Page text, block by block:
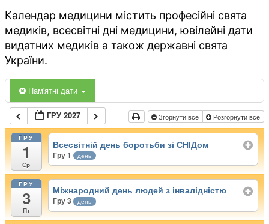
Календар медицини містить професійні свята
медиків, всесвітні дні медицини, ювілейні дати
видатних медиків а також державні свята
України.
Пам'ятні дати
ГРУ 2027 Згорнути все Розгорнути все
ГРУ
1
Ср
Всесвітній день боротьби зі СНІДом
Гру 1 день
ГРУ
3
Пт
Міжнародний день людей з інвалідністю
Гру 3 день